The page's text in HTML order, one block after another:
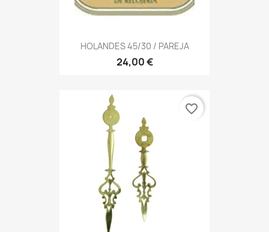
HOLANDES 45/30 / PAREJA
24,00 €
favorite_border